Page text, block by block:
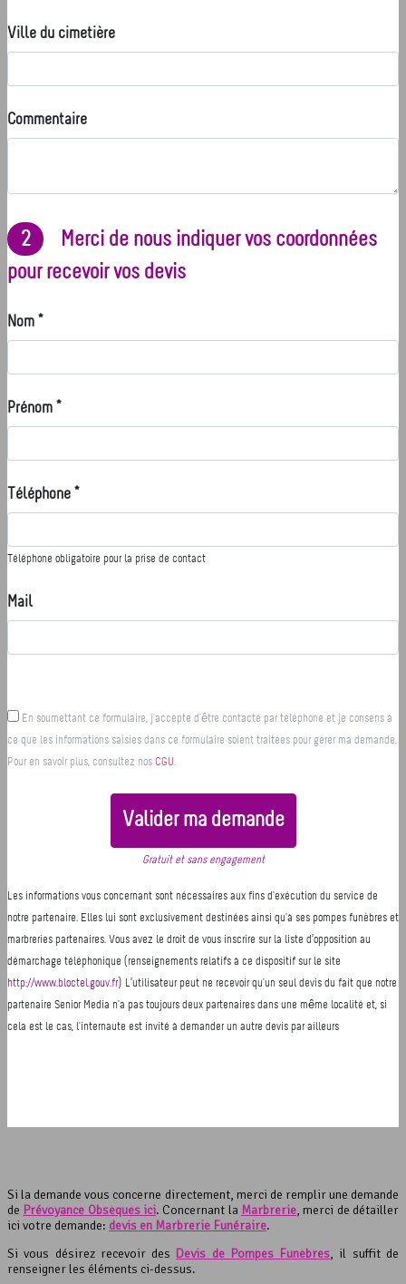
Si la demande vous concerne directement, merci de remplir une demande
de Prévoyance Obsèques ici. Concernant la Marbrerie, merci de détailler
ici votre demande: devis en Marbrerie Funéraire.
Si vous désirez recevoir des Devis de Pompes Funèbres, il suffit de
renseigner les éléments ci-dessus.